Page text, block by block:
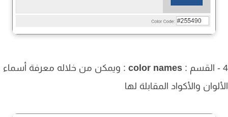
color names: ويمكن من خلاله معرفة أسماء
والأكواد المقابلة لها